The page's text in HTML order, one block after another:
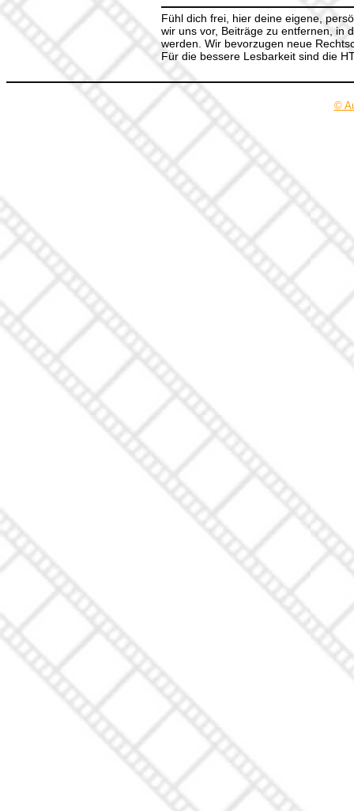
Fühl dich frei, hier deine eigene,
wir uns vor, Beiträge zu entfernen, in
werden. Wir bevorzugen neue
Für die bessere Lesbarkeit sind die
©